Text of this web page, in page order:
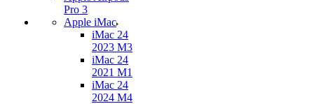
Pro 3
Apple iMac
iMac 24
2023 M3
iMac 24
2021 M1
iMac 24
2024 M4